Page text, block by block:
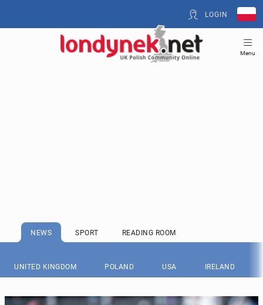
LOGIN
Menu
NEWS SPORT READING ROOM
UNITED KINGDOM POLAND USA IRELAND